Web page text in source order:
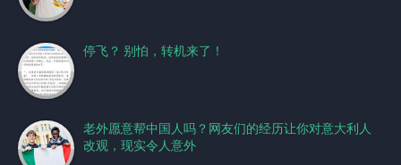
停飞？ 别怕，转机来了！
老外愿意帮中国人吗？网友们的经历让你对意大利人
改观，现实令人意外